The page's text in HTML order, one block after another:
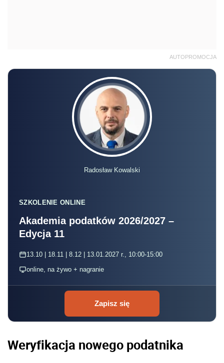
AUTOPROMOCJA
Radosław Kowalski
SZKOLENIE ONLINE
Akademia podatków 2026/2027 –
Edycja 11
13.10 | 18.11 | 8.12 | 13.01.2027 r., 10:00-15:00
online, na żywo + nagranie
Zapisz się
Weryfikacja nowego podatnika